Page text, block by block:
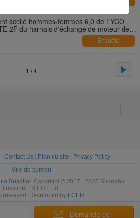
maintenant
scellé hommes-femmes 6,0 de TYCO
2P du harnais d'échange de moteur de
Enquête
1 / 4
Demande de
| Contact Us| Plan du site
Privacy Policy
Vue de bureau
Supplier. Copyright © 2017 - 2025 Shanghai
linksunet E&T Co.Ltd.
reserved. Developed by ECER